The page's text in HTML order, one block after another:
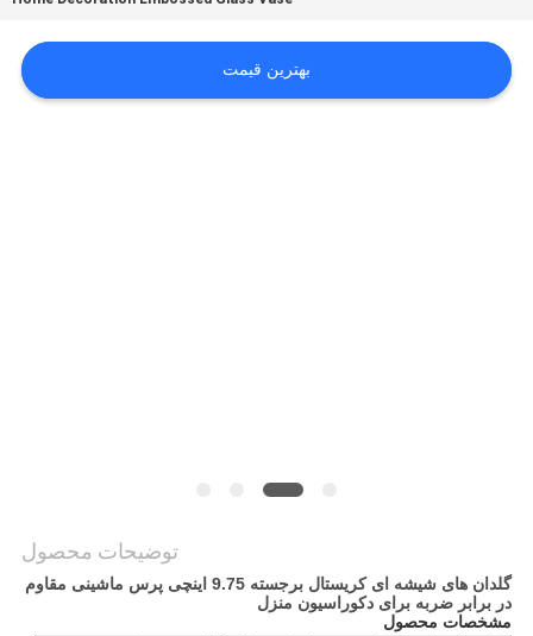
وبلاگ
بهترین قیمت
توضیحات محصول
گلدان های شیشه ای کریستال برجسته 9.75 اینچی پرس ماشینی مقاوم
در برابر ضربه برای دکوراسیون منزل
مشخصات محصول